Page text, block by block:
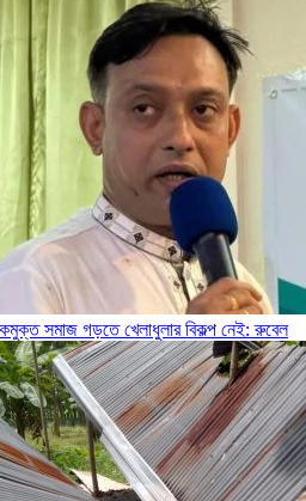
সমাজ গড়তে খেলাধুলার বিকল্প নেই: রুবেল